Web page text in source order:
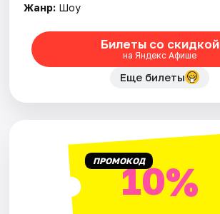
Жанр: Шоу
Билеты со скидкой
на Яндекс Афише
Еще билеты
ПРОМОКОД10%